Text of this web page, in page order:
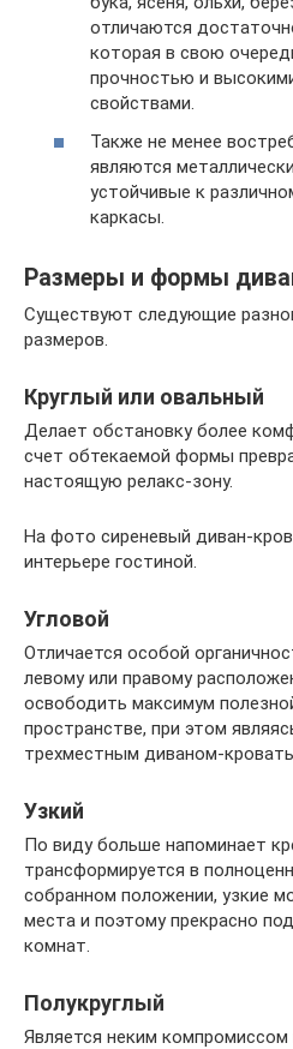
отличаются
которая в свою
прочностью и
свойствами.
Также не менее
являются
устойчивые к
каркасы.
Размеры и формы
Существуют следующие
размеров.
Круглый или овальный
Делает обстановку более
счет обтекаемой формы
настоящую релакс-зону.
На фото сиреневый диван-
интерьере гостиной.
Угловой
Отличается особой
левому или правому
освободить максимум
пространстве, при этом
трехместным диваном-
Узкий
По виду больше напоминает
трансформируется в
собранном положении, узкие
места и поэтому прекрасно
комнат.
Полукруглый
Является неким